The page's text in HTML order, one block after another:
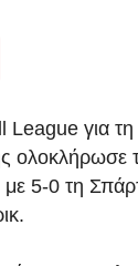
για
με 5-0 τη